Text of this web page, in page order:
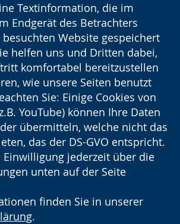
Textinformation, die im
Endgerät des Betrachters
Website gespeichert
helfen uns und Dritten dabei,
komfortabel bereitzustellen
wie unsere Seiten benutzt
Sie: Einige Cookies von
YouTube) können Ihre Daten
übermitteln, welche nicht das
das der DS-GVO entspricht.
Einwilligung jederzeit über die
unten auf der Seite
finden Sie in unserer
.